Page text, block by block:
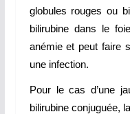
globules rouges ou
bilirubine dans le
anémie et peut faire
une infection.
Pour le cas d’une
bilirubine conjuguée,